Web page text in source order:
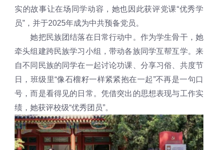
实的故事让在场同学动容，她也因此获评党课“优秀学
员”，并于2025年成为中共预备党员。
她把民族团结落在日常行动中。作为学生骨干，她
牵头组建跨民族学习小组，带动各族同学互帮互学。来
自不同民族的同学在一起讨论功课、分享习俗、共度节
日，班级里“像石榴籽一样紧紧抱在一起”不再是一句口
号，而是看得见的日常。凭借突出的思想表现与工作实
绩，她获评校级“优秀团员”。